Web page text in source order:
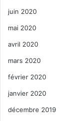
juin 2020
mai 2020
avril 2020
mars 2020
février 2020
janvier 2020
décembre 2019